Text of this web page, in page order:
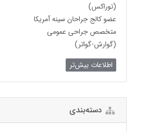
(توراکس)
عضو کالج جراحان سینه آمریکا
متخصص جراحی عمومی
(گوارش-گواتر)
اطلاعات بیش‌تر
دسته‌بندی